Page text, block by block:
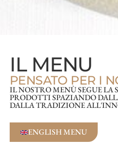
IL MENU
PENSATO PER I
IL NOSTRO MENÙ SEGUE LA
PRODOTTI SPAZIANDO
DALLA TRADIZIONE
ENGLISH MENU